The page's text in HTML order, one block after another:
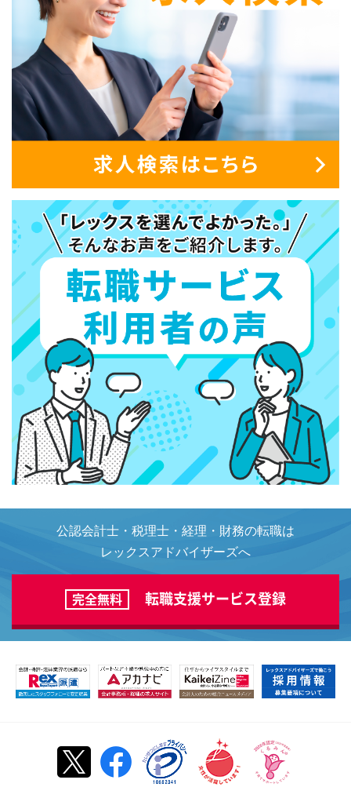
公認会計士・税理士・経理・財務の転職は
レックスアドバイザーズへ
完全無料 転職支援サービス登録